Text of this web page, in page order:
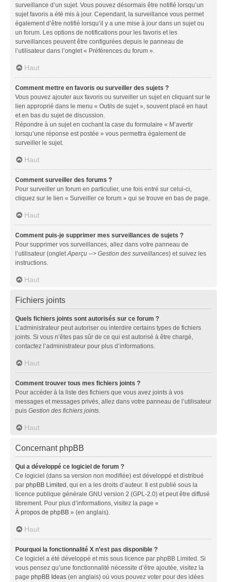
surveillance d’un sujet. Vous pouvez désormais être notifié lorsqu’un
sujet favoris a été mis à jour. Cependant, la surveillance vous permet
également d’être notifié lorsqu’il y a une mise à jour dans un sujet ou
un forum. Les options de notifications pour les favoris et les
surveillances peuvent être configurées depuis le panneau de
l’utilisateur dans l’onglet « Préférences du forum ».
Haut
Comment mettre en favoris ou surveiller des sujets ?
Vous pouvez ajouter aux favoris ou surveiller un sujet en cliquant sur le
lien approprié dans le menu « Outils de sujet », souvent placé en haut
et en bas du sujet de discussion.
Répondre à un sujet en cochant la case du formulaire « M’avertir
lorsqu’une réponse est postée » vous permettra également de
surveiller le sujet.
Haut
Comment surveiller des forums ?
Pour surveiller un forum en particulier, une fois entré sur celui-ci,
cliquez sur le lien « Surveiller ce forum » qui se trouve en bas de page.
Haut
Comment puis-je supprimer mes surveillances de sujets ?
Pour supprimer vos surveillances, allez dans votre panneau de
l’utilisateur (ongletAperçu --> Gestion des surveillances) et suivez les
instructions.
Haut
Fichiers joints
Quels fichiers joints sont autorisés sur ce forum ?
L’administrateur peut autoriser ou interdire certains types de fichiers
joints. Si vous n’êtes pas sûr de ce qui est autorisé à être chargé,
contactez l’administrateur pour plus d’informations.
Haut
Comment trouver tous mes fichiers joints ?
Pour accéder à la liste des fichiers que vous avez joints à vos
messages et messages privés, allez dans votre panneau de l’utilisateur
puis Gestion des fichiers joints.
Haut
Concernant phpBB
Qui a développé ce logiciel de forum ?
Ce logiciel (dans sa version non modifiée) est développé et distribué
par phpBB Limited, qui en a les droits d’auteur. Il est publié sous la
licence publique générale GNU version 2 (GPL-2.0) et peut être diffusé
librement. Pour plus d’informations, visitez la page «
À propos de phpBB » (en anglais).
Haut
Pourquoi la fonctionnalité X n’est pas disponible ?
Ce logiciel a été développé et mis sous licence par phpBB Limited. Si
vous pensez qu’une fonctionnalité nécessite d’être ajoutée, visitez la
page phpBB Ideas (en anglais) où vous pouvez voter pour des idées